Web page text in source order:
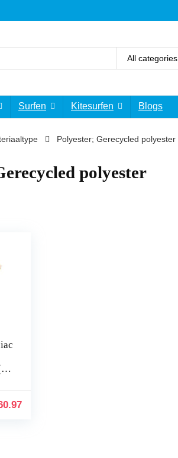
All categories
Surfen Kitesurfen Blogs
‎Polyester; Gerecycled polyester
polyester